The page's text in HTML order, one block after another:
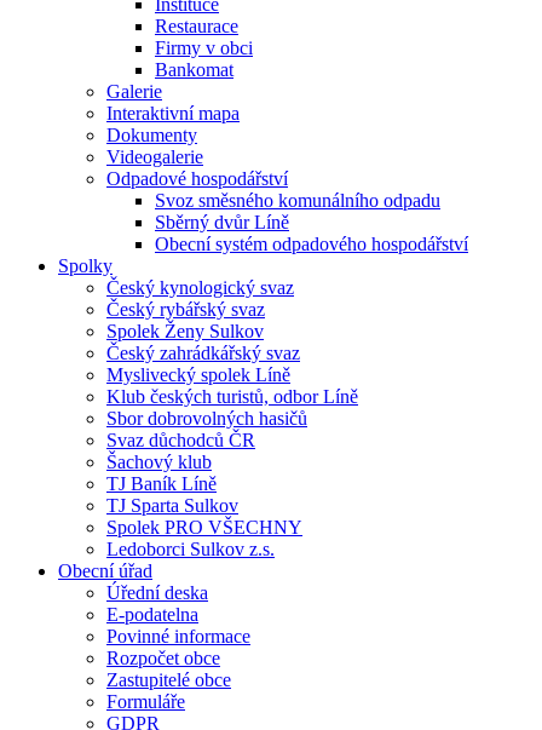
Instituce
Restaurace
Firmy v obci
Bankomat
Galerie
Interaktivní mapa
Dokumenty
Videogalerie
Odpadové hospodářství
Svoz směsného komunálního odpadu
Sběrný dvůr Líně
Obecní systém odpadového hospodářství
Spolky
Český kynologický svaz
Český rybářský svaz
Spolek Ženy Sulkov
Český zahrádkářský svaz
Myslivecký spolek Líně
Klub českých turistů, odbor Líně
Sbor dobrovolných hasičů
Svaz důchodců ČR
Šachový klub
TJ Baník Líně
TJ Sparta Sulkov
Spolek PRO VŠECHNY
Ledoborci Sulkov z.s.
Obecní úřad
Úřední deska
E-podatelna
Povinné informace
Rozpočet obce
Zastupitelé obce
Formuláře
GDPR